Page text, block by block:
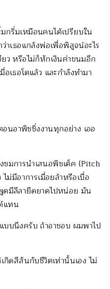
กริ่มเหมือนคนได้เปรียบใน
าเธอแกล้งพ่อเพื่อพิสูจน์อะไร
ว หรือไม่ก็หักเงินค่าขนมอีก
เธอโตแล้ว และกำลังทำมา
นอาพิชชิ่งงานทุกอย่าง เออ
มการนำเสนอพิชเด็ค (Pitch
ม่มีอาการเมื่อยล้าหรือเบื่อ
ดมีลีลายืดยาดไปหน่อย มัน
แทน
บบนึงครับ ถ้าอาชอบ ผมพาไป
กิดสีสันกับชีวิตเท่านั้นเอง ไม่